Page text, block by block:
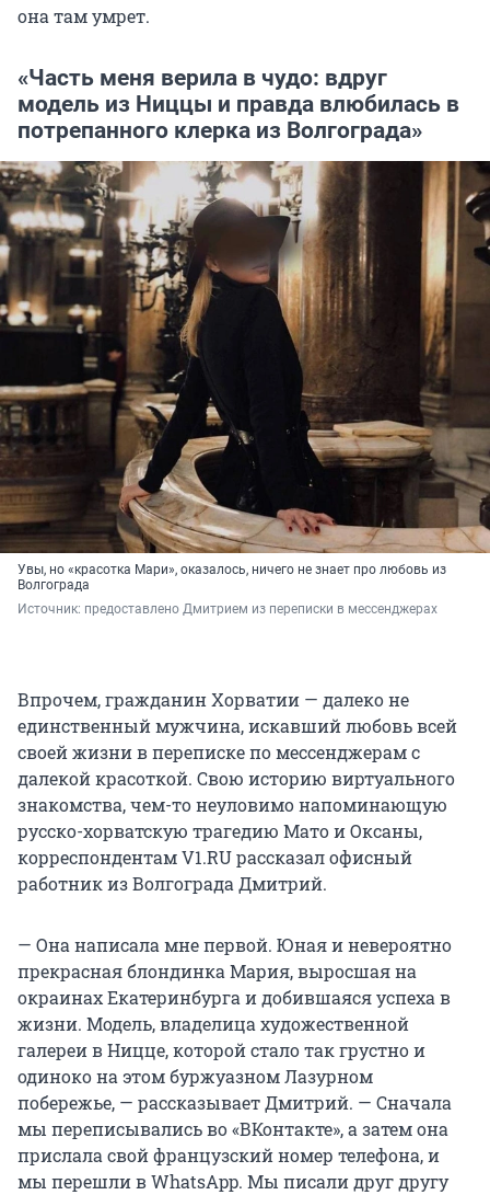
она там умрет.
«Часть меня верила в чудо: вдруг
модель из Ниццы и правда влюбилась в
потрепанного клерка из Волгограда»
Увы, но «красотка Мари», оказалось, ничего не знает про любовь из
Волгограда
Источник: предоставлено Дмитрием из переписки в мессенджерах
Впрочем, гражданин Хорватии — далеко не
единственный мужчина, искавший любовь всей
своей жизни в переписке по мессенджерам с
далекой красоткой. Свою историю виртуального
знакомства, чем-то неуловимо напоминающую
русско-хорватскую трагедию Мато и Оксаны,
корреспондентам V1.RU рассказал офисный
работник из Волгограда Дмитрий.
— Она написала мне первой. Юная и невероятно
прекрасная блондинка Мария, выросшая на
окраинах Екатеринбурга и добившаяся успеха в
жизни. Модель, владелица художественной
галереи в Ницце, которой стало так грустно и
одиноко на этом буржуазном Лазурном
побережье, — рассказывает Дмитрий. — Сначала
мы переписывались во «ВКонтакте», а затем она
прислала свой французский номер телефона, и
мы перешли в WhatsApp. Мы писали друг другу